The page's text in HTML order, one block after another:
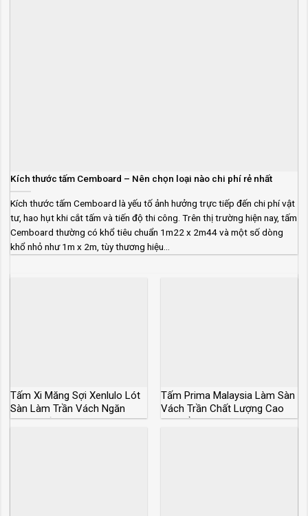
Kích thước tấm Cemboard – Nên chọn loại nào chi phí rẻ nhất
Kích thước tấm Cemboard là yếu tố ảnh hưởng trực tiếp đến chi phí vật
tư, hao hụt khi cắt tấm và tiến độ thi công. Trên thị trường hiện nay, tấm
Cemboard thường có khổ tiêu chuẩn 1m22 x 2m44 và một số dòng
khổ nhỏ như 1m x 2m, tùy thương hiệu...
Tấm Xi Măng Sợi Xenlulo Lót
Sàn Làm Trần Vách Ngăn
Chịu Nước
Tấm Prima Malaysia Làm Sàn
Vách Trần Chất Lượng Cao
Siêu Bền